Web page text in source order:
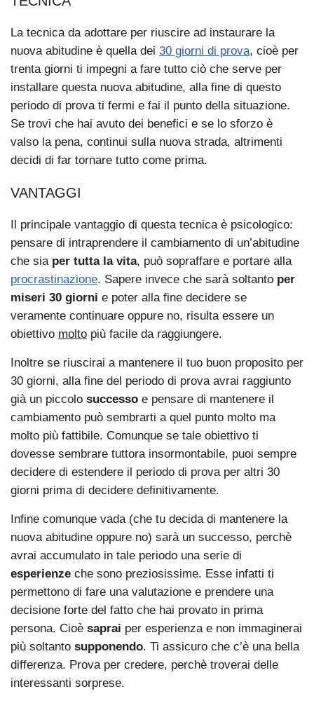
La tecnica da adottare per riuscire ad instaurare la
nuova abitudine è quella dei 30 giorni di prova, cioè per
trenta giorni ti impegni a fare tutto ciò che serve per
installare questa nuova abitudine, alla fine di questo
periodo di prova ti fermi e fai il punto della situazione.
Se trovi che hai avuto dei benefici e se lo sforzo è
valso la pena, continui sulla nuova strada, altrimenti
decidi di far tornare tutto come prima.
VANTAGGI
Il principale vantaggio di questa tecnica è psicologico:
pensare di intraprendere il cambiamento di un’abitudine
che sia per tutta la vita, può sopraffare e portare alla
procrastinazione. Sapere invece che sarà soltanto per
miseri 30 giorni e poter alla fine decidere se
veramente continuare oppure no, risulta essere un
obiettivo molto più facile da raggiungere.
Inoltre se riuscirai a mantenere il tuo buon proposito per
30 giorni, alla fine del periodo di prova avrai raggiunto
già un piccolo successo e pensare di mantenere il
cambiamento può sembrarti a quel punto molto ma
molto più fattibile. Comunque se tale obiettivo ti
dovesse sembrare tuttora insormontabile, puoi sempre
decidere di estendere il periodo di prova per altri 30
giorni prima di decidere definitivamente.
Infine comunque vada (che tu decida di mantenere la
nuova abitudine oppure no) sarà un successo, perchè
avrai accumulato in tale periodo una serie di
esperienze che sono preziosissime. Esse infatti ti
permettono di fare una valutazione e prendere una
decisione forte del fatto che hai provato in prima
persona. Cioè saprai per esperienza e non immaginerai
più soltanto supponendo. Ti assicuro che c’è una bella
differenza. Prova per credere, perchè troverai delle
interessanti sorprese.